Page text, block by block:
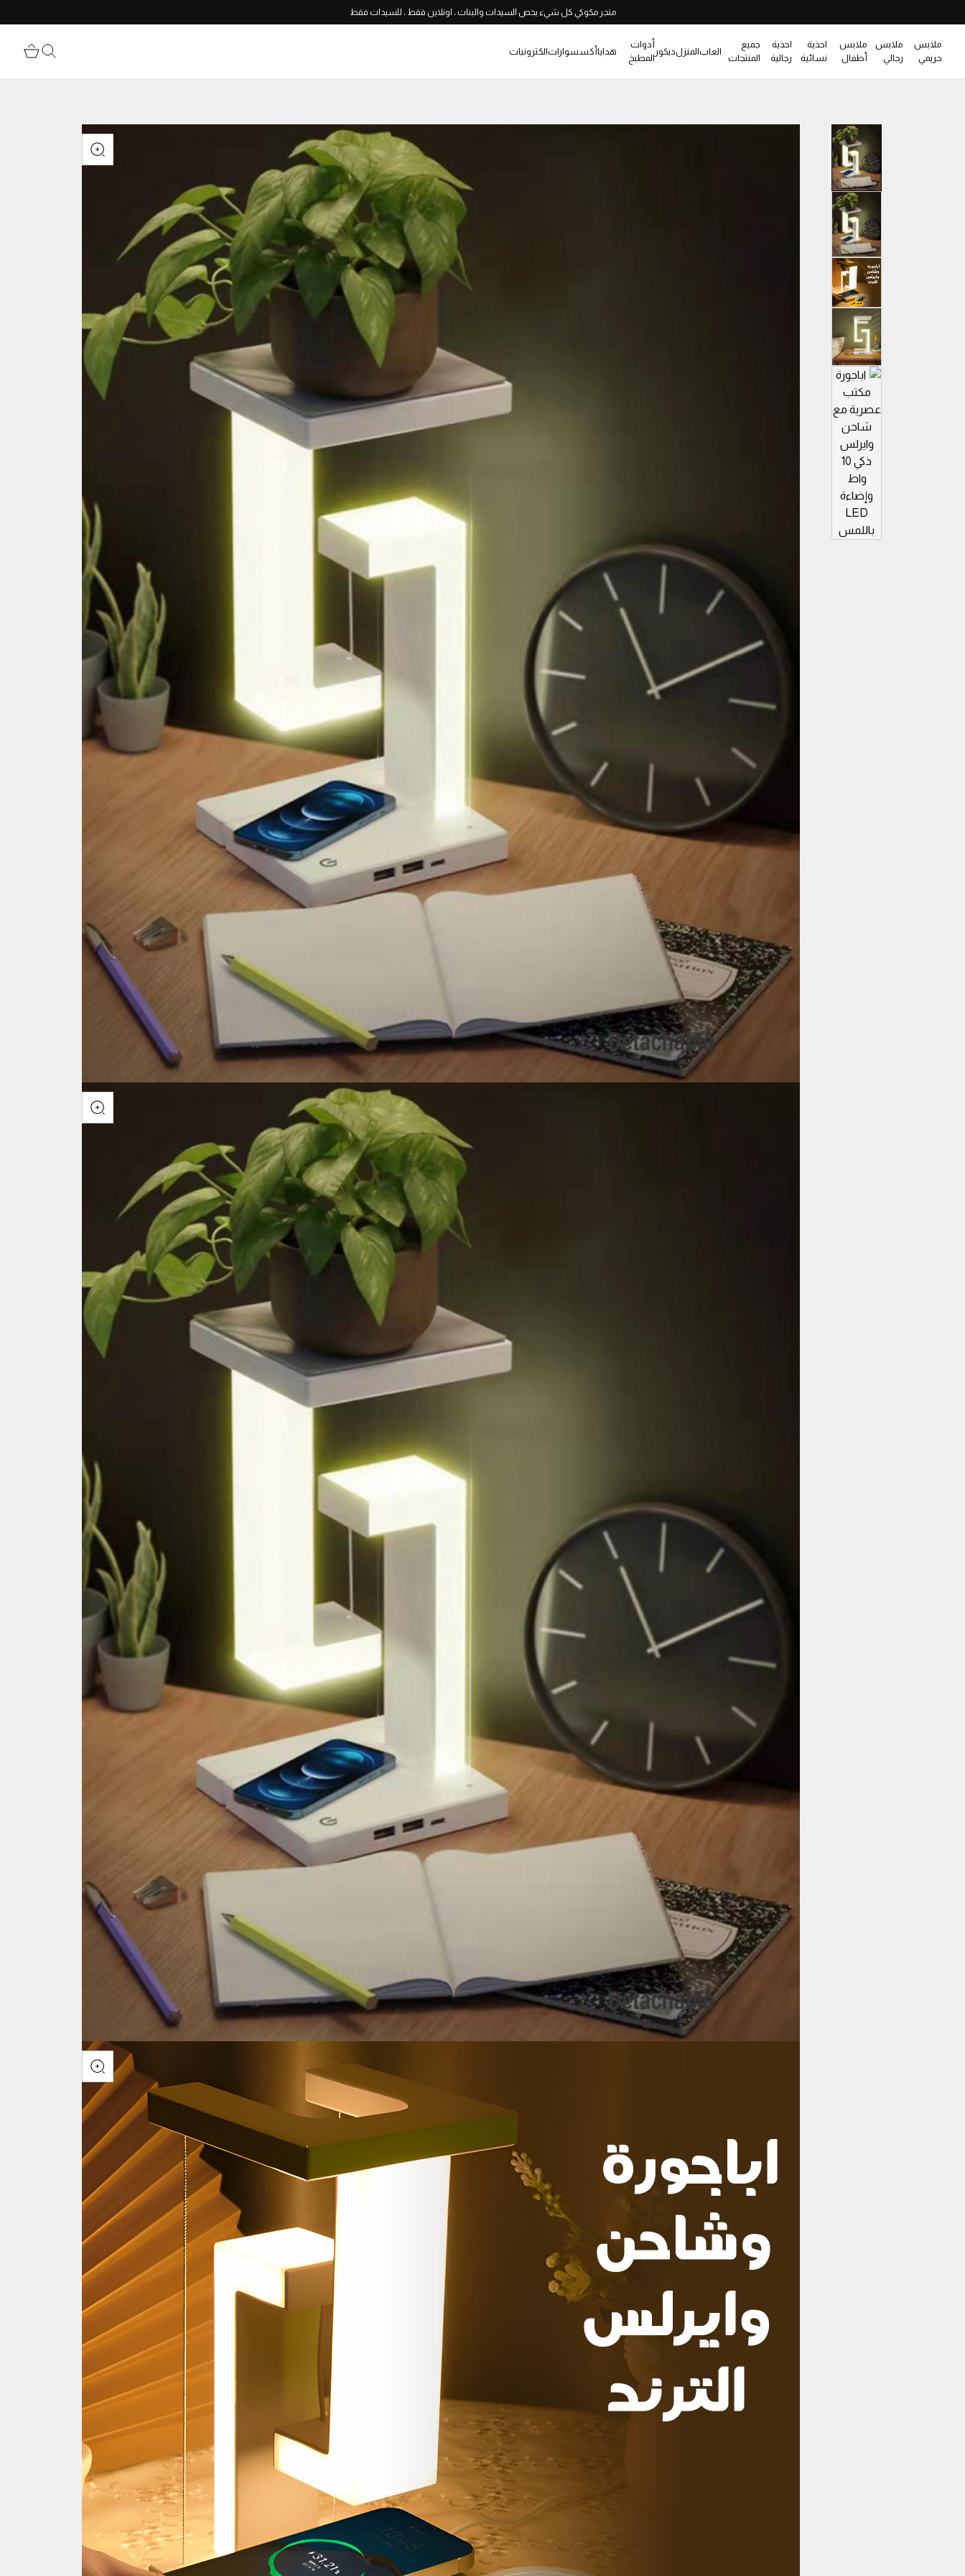
متجر مكوكي كل شيء يخص السيدات والبنات ، اونلاين فقط ، للسيدات فقط
ملابس
حريمي
ملابس
رجالي
ملابس
أطفال
احذية
نسائية
احذية
رجالية
جميع
المنتجات
العابالمنزلديكور
أدوات
المطبخ
هداياأكسسواراتالكترونيات